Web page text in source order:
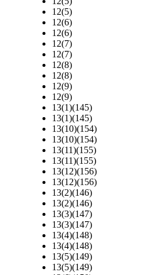
12(5)
12(6)
12(6)
12(7)
12(7)
12(8)
12(8)
12(9)
12(9)
13(1)(145)
13(1)(145)
13(10)(154)
13(10)(154)
13(11)(155)
13(11)(155)
13(12)(156)
13(12)(156)
13(2)(146)
13(2)(146)
13(3)(147)
13(3)(147)
13(4)(148)
13(4)(148)
13(5)(149)
13(5)(149)